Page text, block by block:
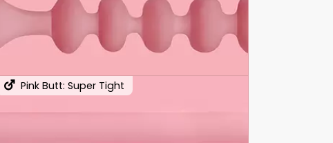
Pink Butt: Super Tight